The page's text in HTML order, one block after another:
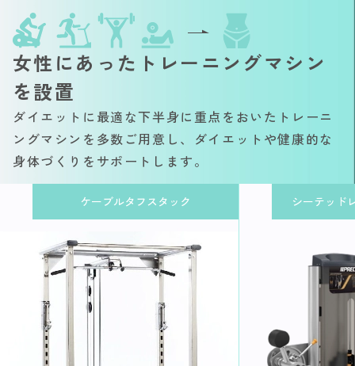
女性にあったトレーニングマシン
を設置
ダイエットに最適な下半身に重点をおいたトレーニ
ングマシンを多数ご用意し、ダイエットや健康的な
身体づくりをサポートします。
ケーブルタフスタック シーテッド